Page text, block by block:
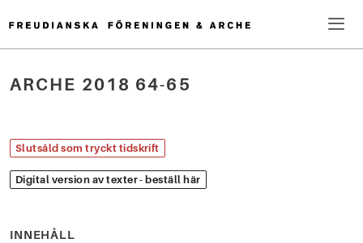
till
innehåll
SökARCHE 2018 64-65
Slutsåld som tryckt tidskrift
Digital version av texter - beställ här
INNEHÅLL